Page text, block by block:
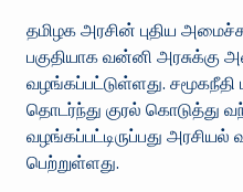
தமிழக அரசின் புதிய
பகுதியாக வன்னி அரசுக்கு
வழங்கப்பட்டுள்ளது.
தொடர்ந்து குரல் கொடுத்து
வழங்கப்பட்டிருப்பது
பெற்றுள்ளது.